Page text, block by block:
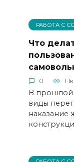
РАБОТА С
Что
0 1.1к.
В прошлой
виды
наказание